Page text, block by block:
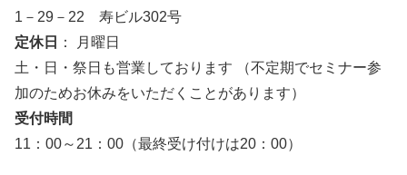
1－29－22 寿ビル302号
定休日
： 月曜日
土・日・祭日も営業しております （不定期でセミナー参
加のためお休みをいただくことがあります）
受付時間
11：00～21：00（最終受け付けは20：00）